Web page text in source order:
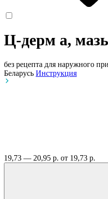
Ц-дерм а,
без рецепта для наружного
Беларусь Инструкция
19,73 — 20,95 р. от 19,73 р.